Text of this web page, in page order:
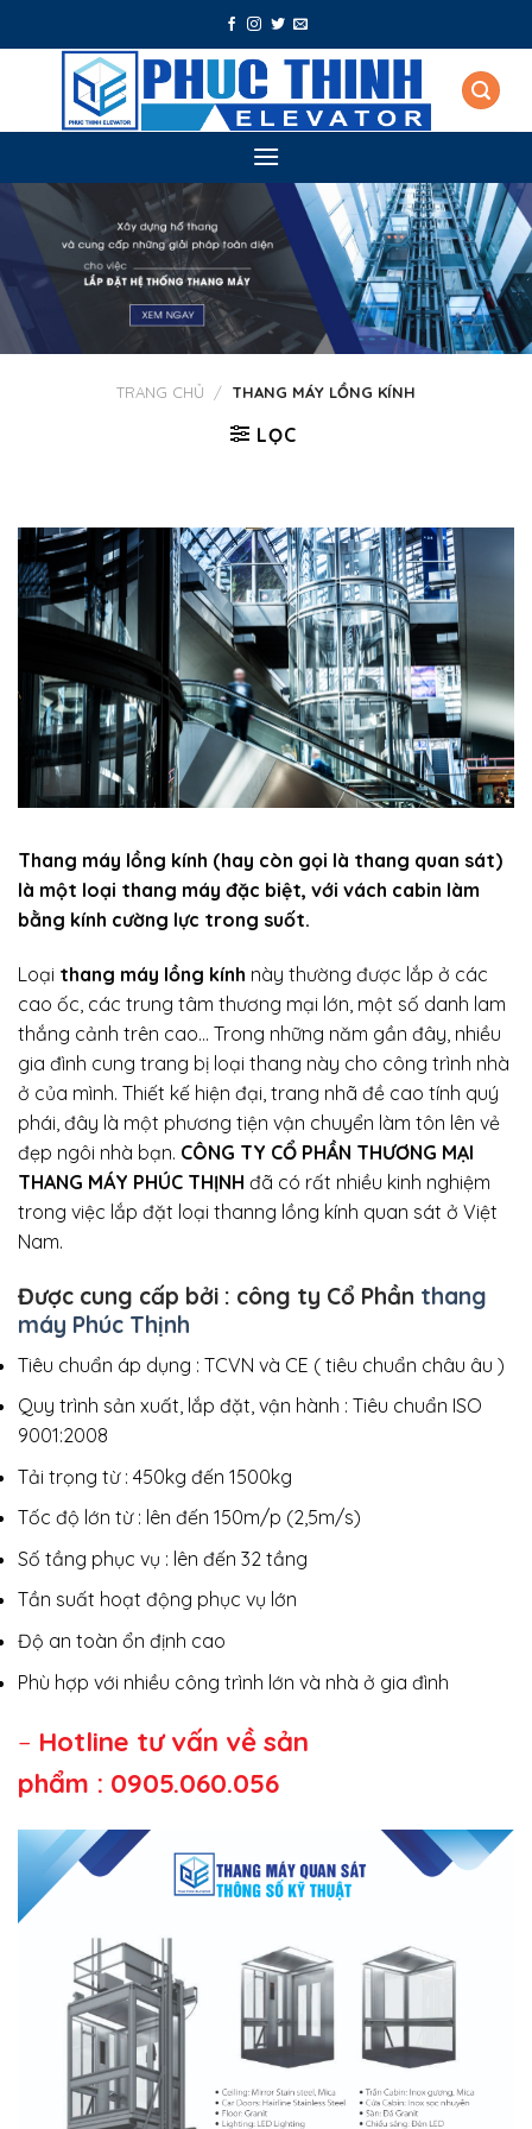
to
TRANG CHỦ / THANG MÁY LỒNG KÍNH
LỌC
Thang máy lồng kính (hay còn gọi là thang quan sát)
là một loại thang máy đặc biệt, với vách cabin làm
bằng kính cường lực trong suốt.
Loại thang máy lồng kính này thường được lắp ở các
cao ốc, các trung tâm thương mại lớn, một số danh lam
thắng cảnh trên cao… Trong những năm gần đây, nhiều
gia đình cung trang bị loại thang này cho công trình nhà
ở của mình. Thiết kế hiện đại, trang nhã đề cao tính quý
phái, đây là một phương tiện vận chuyển làm tôn lên vẻ
đẹp ngôi nhà bạn. CÔNG TY CỔ PHẦN THƯƠNG MẠI
THANG MÁY PHÚC THỊNH đã có rất nhiều kinh nghiệm
trong việc lắp đặt loại thanng lồng kính quan sát ở Việt
Nam.
Được cung cấp bởi : công ty Cổ Phần thang
máy Phúc Thịnh
Tiêu chuẩn áp dụng : TCVN và CE ( tiêu chuẩn châu âu )
Quy trình sản xuất, lắp đặt, vận hành : Tiêu chuẩn ISO
9001:2008
Tải trọng từ : 450kg đến 1500kg
Tốc độ lớn từ : lên đến 150m/p (2,5m/s)
Số tầng phục vụ : lên đến 32 tầng
Tần suất hoạt động phục vụ lớn
Độ an toàn ổn định cao
Phù hợp với nhiều công trình lớn và nhà ở gia đình
– Hotline tư vấn về sản
phẩm : 0905.060.056